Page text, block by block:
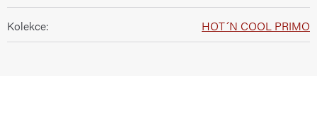
Kolekce: HOT´N COOL PRIMO